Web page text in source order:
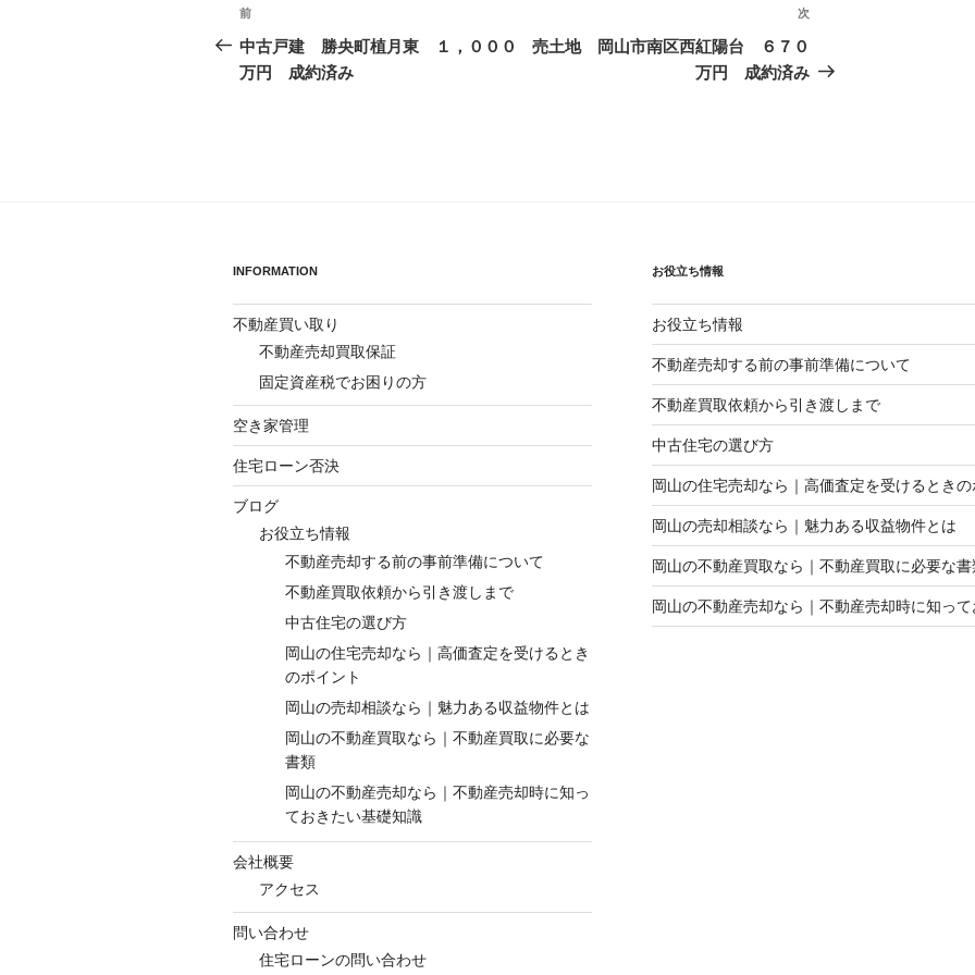
稿
ナ
ョ
ン
前
の
投
前
中古戸建 勝央町植月東 １，０００
万円 成約済み
次
投
次
売土地 岡山市南区西紅陽台 ６７０
万円 成約済み
INFORMATION
不動産買い取り
不動産売却買取保証
固定資産税でお困りの方
空き家管理
住宅ローン否決
ブログ
お役立ち情報
不動産売却する前の事前準備について
不動産買取依頼から引き渡しまで
中古住宅の選び方
岡山の住宅売却なら｜高価査定を受けるとき
のポイント
岡山の売却相談なら｜魅力ある収益物件とは
岡山の不動産買取なら｜不動産買取に必要な
書類
岡山の不動産売却なら｜不動産売却時に知っ
ておきたい基礎知識
会社概要
アクセス
問い合わせ
住宅ローンの問い合わせ
お役立ち情報
お役立ち情報
不動産売却する前の事前準備について
不動産買取依頼から引き渡しまで
中古住宅の選び方
岡山の住宅売却なら｜高価査定を受けるとき
岡山の売却相談なら｜魅力ある収益物件とは
岡山の不動産買取なら｜不動産買取に必要な書
岡山の不動産売却なら｜不動産売却時に知っ